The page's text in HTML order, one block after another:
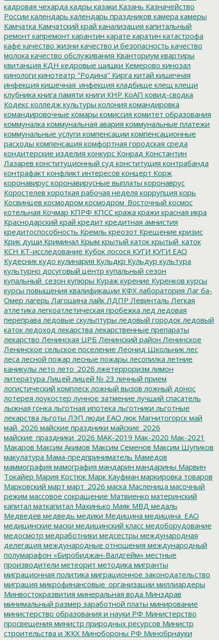
кадровая чехарда кадры казаки Казань Казначейство
России календарь календарь праздников камера камеры
Камчатка Камчатский край канализация капитальный
ремонт капремонт карантин карате каратин катастрофа
кафе качество жизни качество и безопасность качество
молока качество обслуживания Кванториум квартиры
квитанция КДН кедровые шишки Кемерово кинозал
кинологи кинотеатр "Родина" Кирга китай кишечная
инфекция кишечная_инфекция кладбище клещ клещи
клубника книга памяти книги КНР КоАП ковид-сводка
Кодекс колледж культуры колония командировка
командировочные комары комиссия комитет образования
коммуналка коммунальная авария коммунальные платежи
коммунальные услуги компенсации компенсационные
расходы компенсация комфортная городская среда
кондитерские изделия конкурс Конрад Константин
Лазарев конституционный суд конституция контрабанда
контрафакт конфликт интересов концерт Корж
коронавирус коронавирусные выплаты коронаврус
Коростелев короткая рабочая неделя коррупция корь
Косвинцев космодром космодром_Восточный космос
котельная Кочмар КПРФ КПСС кража кражи красная икра
Краснодарский край кредит кредитная амнистия
кредитоспособность Кремль креозот Крещение кризис
Крик души Криминал Крым крытый каток крытый_каток
КСН КТ-исследование Кубок лосося КУГИ КУГИ ЕАО
Кудесник кудо кулинария Кульдкр Кульдур культура
культурно досуговый центр купальный сезон
купальный_сезон купюры Кураж курение Куренков курсы
курсы повышения квалификации КФХ лаборатория Лаг ба-
Омер лагерь Лагошина лайк ЛДПР Левинталь Легкая
атлетика легкоатлетическая пробежка лед ледовая
переправа ледовые скульптуры ледовый городок ледовый
каток ледоход лекарства лекарственные препараты
лекарство Ленинская ЦРБ Ленинский район Ленинское
Ленинское сельское поселение Леонид Школьник лес
леса лесной пожар лесные пожары лесопилка летние
каникулы лето лето_2026 лжетерроризм лимон
литература Лицей лицей № 23 личный прием
логистический комплеск ложный вызов ложный донос
лотерея лоукостер лунное затмение лучший спасатель
лыжная гонка льготная ипотека льготники льготные
лекарства льготы ЛЭП люди ЕАО люк Магнитогорск май
май_2026 майские праздники майские_2026
майские_праздники_2026 МАК-2019 Мак-2020 Мак-2021
Макаров Максим Акимов Максим Семенов Максим Шупиков
макулатура Мама-предприниматель Мамедов
маммография мамография мандарин мандарины Марвин
Токайер Мария Костюк Марк Кауфман маркировка товаров
Марковский март март_2026 маска Масленица масочный
режим массовое сокращение Матвиенко материнский
капитал маткапитал Махинько Маяк МВД медаль
Медведев медведь медики Медицина медицина_ЕАО
медицинские маски медицинский класс медоборудование
медосмотр медработники медсестры международная
делегация международные отношения международный
полумарафон «Биробиджан-Валдгейм» местные
производители метеорит методика мигранты
миграционная политика миграционное законодательство
миграция микрофинансовые_организации миллиардеры
Минвостокразвития минеральная вода Минздрав
минимальный размер заработной платы минирование
министерство образования и науки РФ Министерство
просвещения министр природных ресурсов Министр
строительства и ЖКХ Минобороны РФ Минобрнауки